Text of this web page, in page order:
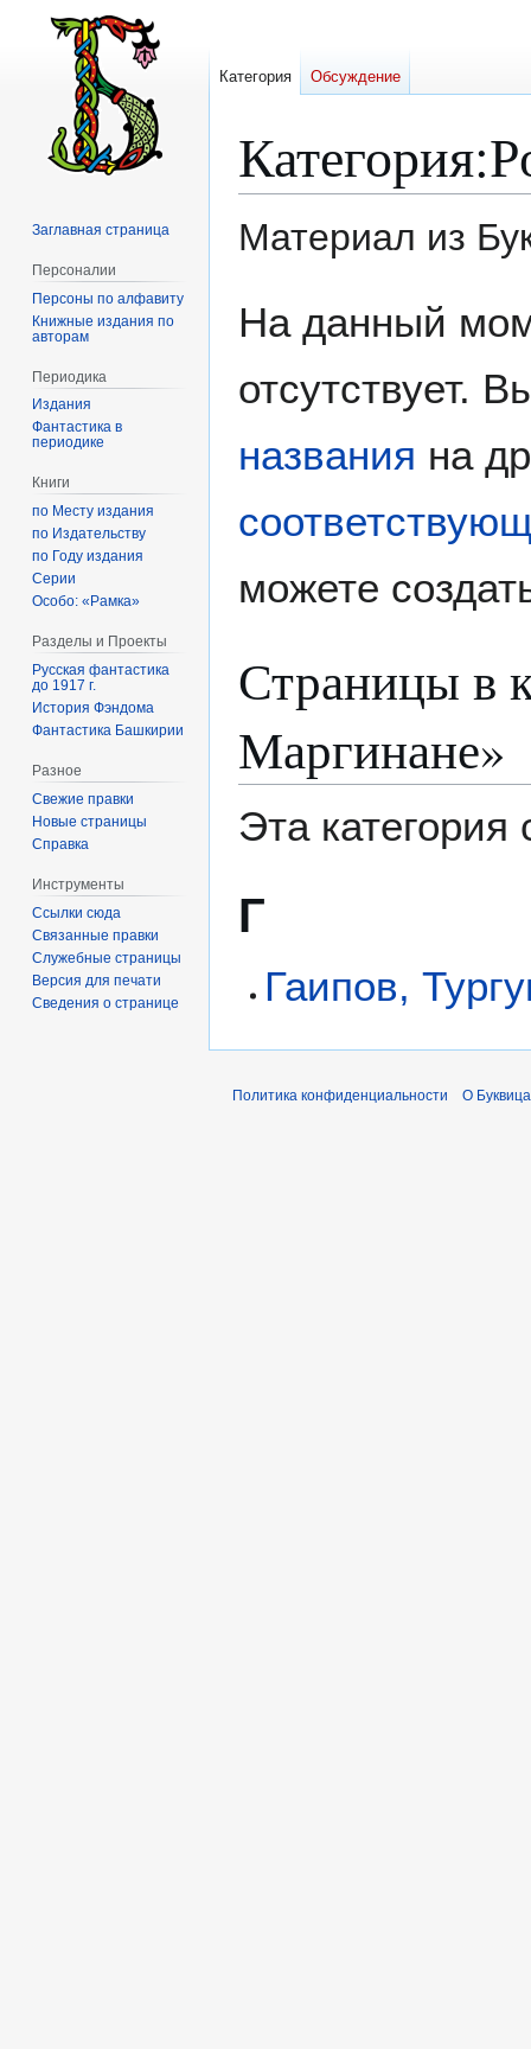
Категория:
Материал из
На данный
отсутствует.
названия на
можете
Страницы в
Маргинане»
Эта
Г
Гаипов,
Категория Обсуждение
Заглавная страница
Персоналии
Персоны по алфавиту
Книжные издания по
авторам
Периодика
Издания
Фантастика в
периодике
Книги
по Месту издания
по Издательству
по Году издания
Серии
Особо: «Рамка»
Разделы и Проекты
Русская фантастика
до 1917 г.
История Фэндома
Фантастика Башкирии
Разное
Свежие правки
Новые страницы
Справка
Инструменты
Ссылки сюда
Связанные правки
Служебные страницы
Версия для печати
Сведения о странице
Политика конфиденциальности О Буквица